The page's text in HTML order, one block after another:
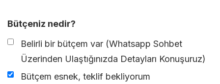
Bütçeniz nedir?
Belirli bir bütçem var (Whatsapp Sohbet
Üzerinden Ulaştığınızda Detayları Konuşuruz)
Bütçem esnek, teklif bekliyorum